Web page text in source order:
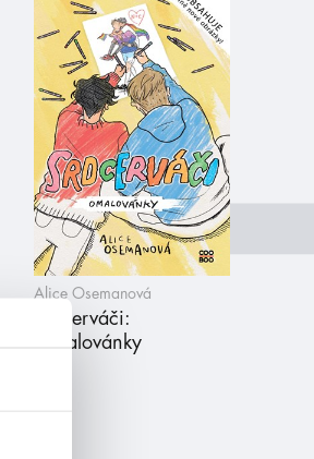
Alice Osemanová
Srdcerváči:
Omalovánky